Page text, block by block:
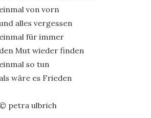
einmal von vorn
alles vergessen
einmal für immer
den Mut wieder finden
einmal so tun
als wäre es Frieden
© petra ulbrich